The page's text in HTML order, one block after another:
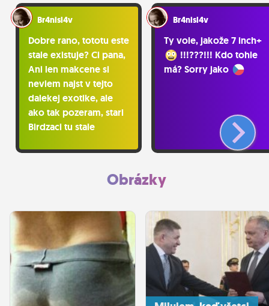
Br4nisl4v
Dobre rano, tototu este
stale existuje? Ci pana,
Ani len makcene si
neviem najst v tejto
dalekej exotike, ale
ako tak pozeram, stari
Birdzaci tu stale
Birdzanky samozrejme,
este neobsadil Putin?
Br4nisl4v
Ty vole, jakože 7 inch+
!!!???!!! Kdo tohle
má? Sorry jako
Obrázky